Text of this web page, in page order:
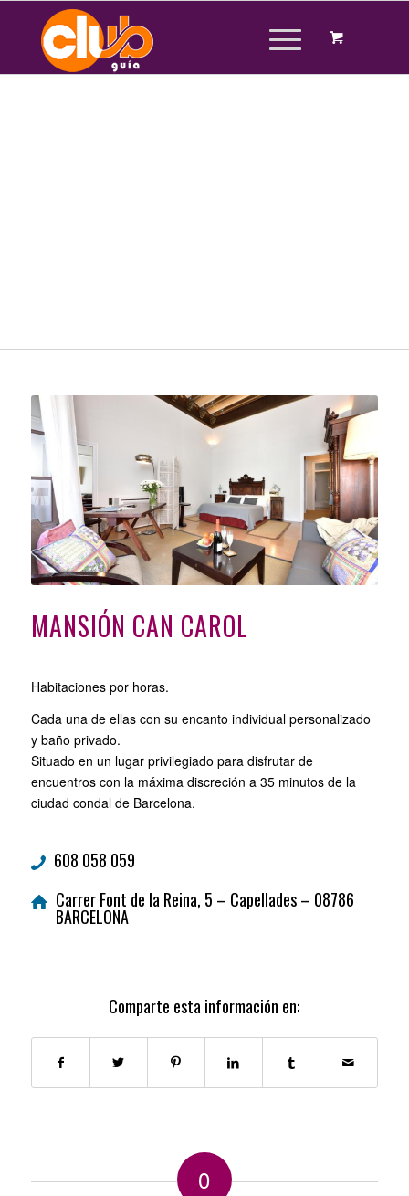
MANSIÓN CAN CAROL
Habitaciones por horas.
Cada una de ellas con su encanto individual personalizado
y baño privado.
Situado en un lugar privilegiado para disfrutar de
encuentros con la máxima discreción a 35 minutos de la
ciudad condal de Barcelona.
608 058 059
Carrer Font de la Reina, 5 – Capellades – 08786
BARCELONA
Comparte esta información en:
0